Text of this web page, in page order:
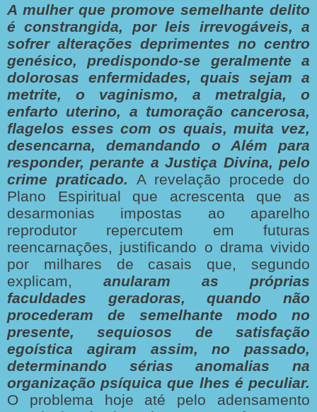
A mulher que promove semelhante delito
é constrangida, por leis irrevogáveis, a
sofrer alterações deprimentes no centro
genésico, predispondo-se geralmente a
dolorosas enfermidades, quais sejam a
metrite, o vaginismo, a metralgia, o
enfarto uterino, a tumoração cancerosa,
flagelos esses com os quais, muita vez,
desencarna, demandando o Além para
responder, perante a Justiça Divina, pelo
crime praticado. A revelação procede do
Plano Espiritual que acrescenta que as
desarmonias impostas ao aparelho
reprodutor repercutem em futuras
reencarnações, justificando o drama vivido
por milhares de casais que, segundo
explicam, anularam as próprias
faculdades geradoras, quando não
procederam de semelhante modo no
presente, sequiosos de satisfação
egoística agiram assim, no passado,
determinando sérias anomalias na
organização psíquica que lhes é peculiar.
O problema hoje até pelo adensamento